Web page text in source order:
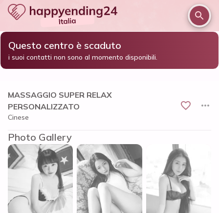
Home / Monza e brianza / Monza
MASSAGGIO SUPER RELAX PERSONALIZZATO
Questo centro è scaduto
i suoi contatti non sono al momento disponibili.
MASSAGGIO SUPER RELAX
PERSONALIZZATO
Cinese
Photo Gallery